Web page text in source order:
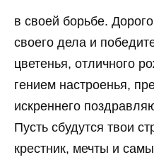
в своей борьбе.
своего дела и
цветенья, отличного
гением настроенья,
искреннего
Пусть сбудутся твои
крестник, мечты и